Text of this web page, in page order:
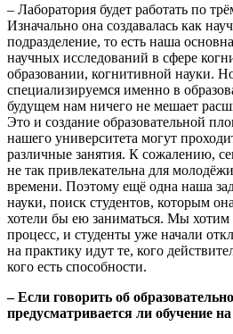
– Лаборатория будет работать по
Изначально она создавалась как
подразделение, то есть наша
научных исследований в сфере
образовании, когнитивной науки.
специализируемся именно в
будущем нам ничего не мешает
Это и создание образовательной
нашего университета могут
различные занятия. К сожалению,
не так привлекательна для
времени. Поэтому ещё одна наша
науки, поиск студентов, которым
хотели бы ею заниматься. Мы хотим
процесс, и студенты уже начали
на практику идут те, кого
кого есть способности.
– Если говорить об
предусматривается ли обучение